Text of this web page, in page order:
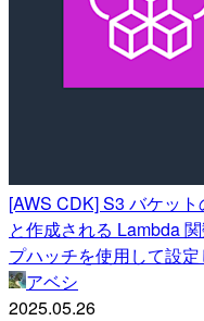
[AWS CDK] S3 バケッ
と作成される Lambda
プハッチを使用して設定
アベシ
2025.05.26